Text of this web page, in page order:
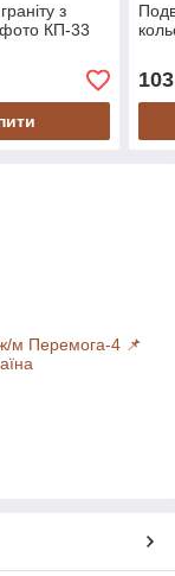
з
КП-33
м Перемога-4 📌